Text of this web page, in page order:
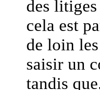
des
cela est
de loin
saisir un
tandis